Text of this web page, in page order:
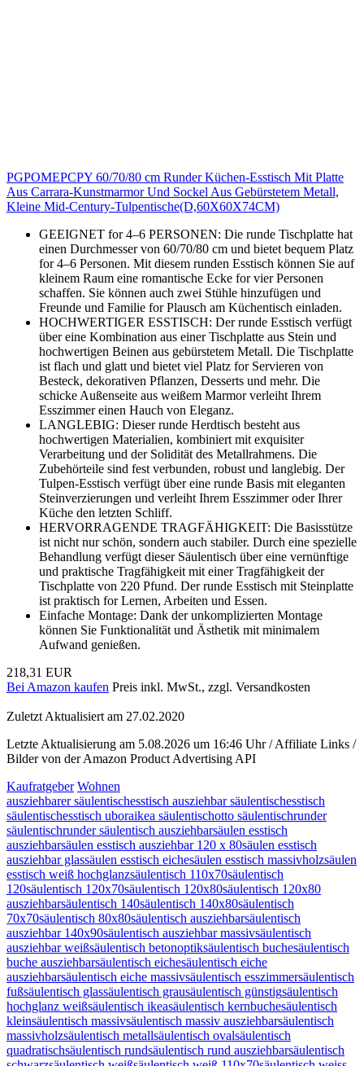
PGPOMEPCPY 60/70/80 cm Runder Küchen-Esstisch Mit Platte
Aus Carrara-Kunstmarmor Und Sockel Aus Gebürstetem Metall,
Kleine Mid-Century-Tulpentische(D,60X60X74CM)
GEEIGNET for 4–6 PERSONEN: Die runde Tischplatte hat
einen Durchmesser von 60/70/80 cm und bietet bequem Platz
for 4–6 Personen. Mit diesem runden Esstisch können Sie auf
kleinem Raum eine romantische Ecke for vier Personen
schaffen. Sie können auch zwei Stühle hinzufügen und
Freunde und Familie for Plausch am Küchentisch einladen.
HOCHWERTIGER ESSTISCH: Der runde Esstisch verfügt
über eine Kombination aus einer Tischplatte aus Stein und
hochwertigen Beinen aus gebürstetem Metall. Die Tischplatte
ist flach und glatt und bietet viel Platz for Servieren von
Besteck, dekorativen Pflanzen, Desserts und mehr. Die
schicke Außenseite aus weißem Marmor verleiht Ihrem
Esszimmer einen Hauch von Eleganz.
LANGLEBIG: Dieser runde Herdtisch besteht aus
hochwertigen Materialien, kombiniert mit exquisiter
Verarbeitung und der Solidität des Metallrahmens. Die
Zubehörteile sind fest verbunden, robust und langlebig. Der
Tulpen-Esstisch verfügt über eine runde Basis mit eleganten
Steinverzierungen und verleiht Ihrem Esszimmer oder Ihrer
Küche den letzten Schliff.
HERVORRAGENDE TRAGFÄHIGKEIT: Die Basisstütze
ist nicht nur schön, sondern auch stabiler. Durch eine spezielle
Behandlung verfügt dieser Säulentisch über eine vernünftige
und praktische Tragfähigkeit mit einer Tragfähigkeit der
Tischplatte von 220 Pfund. Der runde Esstisch mit Steinplatte
ist praktisch for Lernen, Arbeiten und Essen.
Einfache Montage: Dank der unkomplizierten Montage
können Sie Funktionalität und Ästhetik mit minimalem
Aufwand genießen.
218,31 EUR
Bei Amazon kaufen Preis inkl. MwSt., zzgl. Versandkosten
Zuletzt Aktualisiert am 27.02.2020
Letzte Aktualisierung am 5.08.2026 um 16:46 Uhr / Affiliate Links /
Bilder von der Amazon Product Advertising API
Kaufratgeber Wohnen
ausziehbarer säulentischesstisch ausziehbar säulentischesstisch
säulentischesstisch uboraikea säulentischotto säulentischrunder
säulentischrunder säulentisch ausziehbarsäulen esstisch
ausziehbarsäulen esstisch ausziehbar 120 x 80säulen esstisch
ausziehbar glassäulen esstisch eichesäulen esstisch massivholzsäulen
esstisch weiß hochglanzsäulentisch 110x70säulentisch
120säulentisch 120x70säulentisch 120x80säulentisch 120x80
ausziehbarsäulentisch 140säulentisch 140x80säulentisch
70x70säulentisch 80x80säulentisch ausziehbarsäulentisch
ausziehbar 140x90säulentisch ausziehbar massivsäulentisch
ausziehbar weißsäulentisch betonoptiksäulentisch buchesäulentisch
buche ausziehbarsäulentisch eichesäulentisch eiche
ausziehbarsäulentisch eiche massivsäulentisch esszimmersäulentisch
fußsäulentisch glassäulentisch grausäulentisch günstigsäulentisch
hochglanz weißsäulentisch ikeasäulentisch kernbuchesäulentisch
kleinsäulentisch massivsäulentisch massiv ausziehbarsäulentisch
massivholzsäulentisch metallsäulentisch ovalsäulentisch
quadratischsäulentisch rundsäulentisch rund ausziehbarsäulentisch